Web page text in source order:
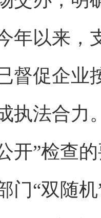
年以来，
督促企业
法合力。
开”检查
门“双随